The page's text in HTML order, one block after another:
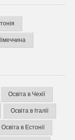
Освіта в Чехії
Освіта в Італії
Освіта в Естонії